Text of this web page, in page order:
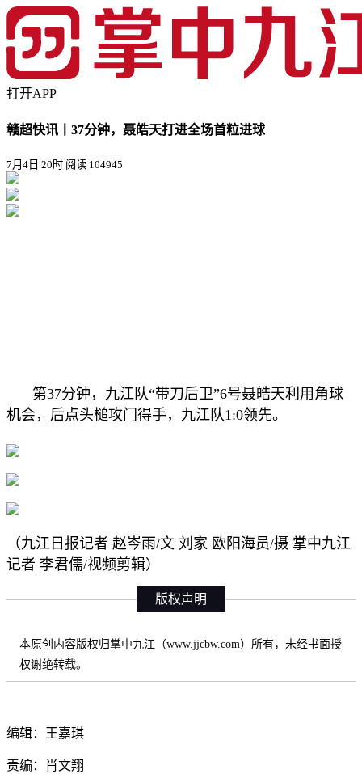
打开APP
赣超快讯丨37分钟，聂皓天打进全场首粒进球
7月4日 20时 阅读 104945
第37分钟，九江队“带刀后卫”6号聂皓天利用角球
机会，后点头槌攻门得手，九江队1:0领先。
（九江日报记者 赵岑雨/文 刘家 欧阳海员/摄 掌中九江
记者 李君儒/视频剪辑）
版权声明
本原创内容版权归掌中九江（www.jjcbw.com）所有，未经书面授
权谢绝转载。
编辑：王嘉琪
责编：肖文翔